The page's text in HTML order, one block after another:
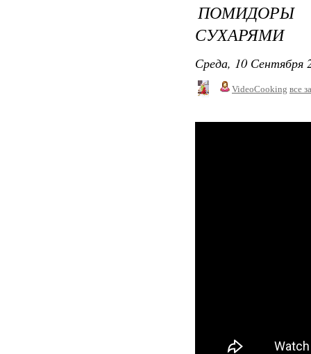
ПОМИДОРЫ
СУХАРЯМИ
Среда, 10 Сентября
VideoCooking все